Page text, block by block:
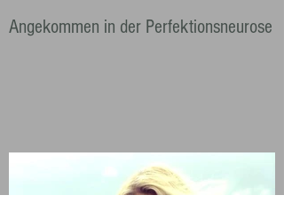
Angekommen in der Perfektionsneurose